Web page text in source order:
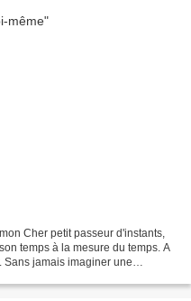
Cher petit passeur d'instants,
temps à la mesure du temps. A
Sans jamais imaginer une